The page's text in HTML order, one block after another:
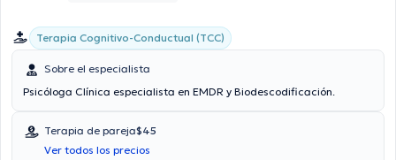
Terapia Cognitivo-Conductual (TCC)
Sobre el especialista
Psicóloga Clínica especialista en EMDR y Biodescodificación.
Terapia de pareja$45
Ver todos los precios